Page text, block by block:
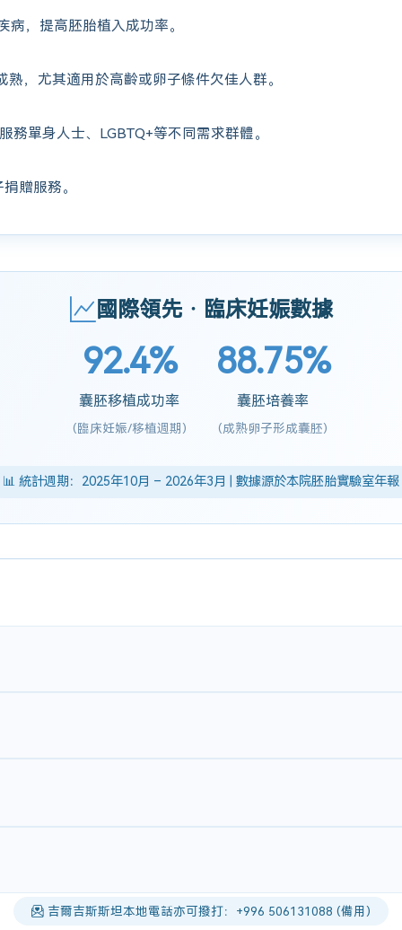
病，提高胚胎植入成功率。
熟，尤其適用於高齡或卵子條件欠佳人群。
務單身人士、LGBTQ+等不同需求群體。
贈服務。
國際領先 · 臨床妊娠數據
92.4%
囊胚移植成功率
(臨床妊娠/移植週期)
88.75%
囊胚培養率
(成熟卵子形成囊胚)
📊 統計週期：2025年10月 – 2026年3月 | 數據源於本院胚胎實驗室年報
吉爾吉斯斯坦本地電話亦可撥打：+996 506131088 (備用)